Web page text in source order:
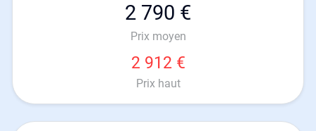
2 790 €
Prix moyen
2 912 €
Prix haut